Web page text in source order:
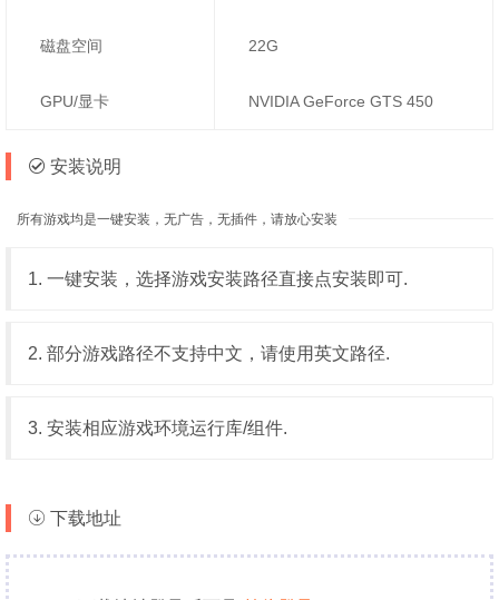
磁盘空间 22G
GPU/显卡 NVIDIA GeForce GTS 450
安装说明
所有游戏均是一键安装，无广告，无插件，请放心安装
1. 一键安装，选择游戏安装路径直接点安装即可.
2. 部分游戏路径不支持中文，请使用英文路径.
3. 安装相应游戏环境运行库/组件.
下载地址